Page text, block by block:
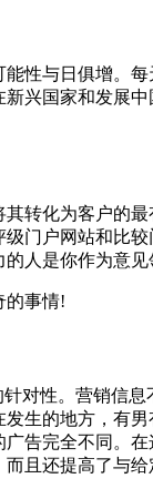
性与日俱增。
兴国家和发展
转化为客户的
门户网站和比
人是你作为意
的事情!
针对性。营销信
生的地方，有
告完全不同。
且还提高了与给